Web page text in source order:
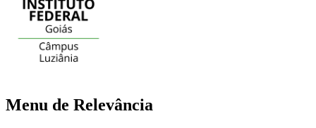
Menu de Relevância